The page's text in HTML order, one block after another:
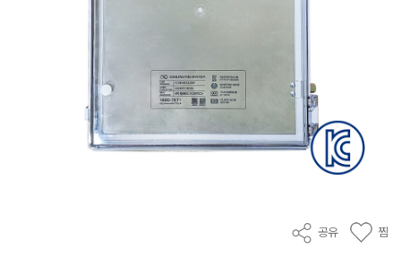
공유 찜